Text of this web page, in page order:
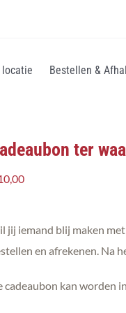
Bestellen &
ter
jij iemand blij maken
en afrekenen. Na
cadeaubon kan worden